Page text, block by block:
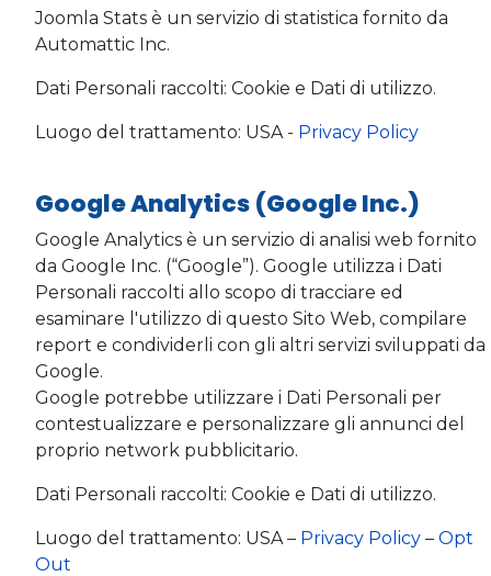
Joomla Stats è un servizio di statistica fornito da
Automattic Inc.
Dati Personali raccolti: Cookie e Dati di utilizzo.
Luogo del trattamento: USA - Privacy Policy
Google Analytics (Google Inc.)
Google Analytics è un servizio di analisi web fornito
da Google Inc. (“Google”). Google utilizza i Dati
Personali raccolti allo scopo di tracciare ed
esaminare l'utilizzo di questo Sito Web, compilare
report e condividerli con gli altri servizi sviluppati da
Google.
Google potrebbe utilizzare i Dati Personali per
contestualizzare e personalizzare gli annunci del
proprio network pubblicitario.
Dati Personali raccolti: Cookie e Dati di utilizzo.
Luogo del trattamento: USA – Privacy Policy – Opt
Out